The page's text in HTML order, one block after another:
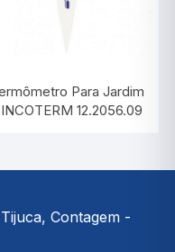
Para Jardim
| INCOTERM 12.2056.09
Contagem -